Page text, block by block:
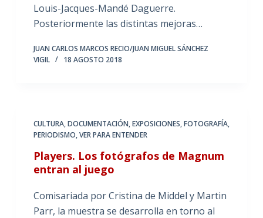
Louis-Jacques-Mandé Daguerre.
Posteriormente las distintas mejoras…
JUAN CARLOS MARCOS RECIO/JUAN MIGUEL SÁNCHEZ
VIGIL
18 AGOSTO 2018
CULTURA,DOCUMENTACIÓN,EXPOSICIONES,FOTOGRAFÍA,
PERIODISMO,VER PARA ENTENDER
Players. Los fotógrafos de Magnum
entran al juego
Comisariada por Cristina de Middel y Martin
Parr, la muestra se desarrolla en torno al